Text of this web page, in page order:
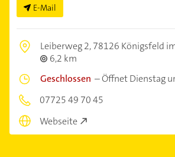
E-Mail
Leiberweg 2,78126 Königsfeld
6,2 km
Geschlossen –Öffnet Dienstag
07725 49 70 45
Webseite